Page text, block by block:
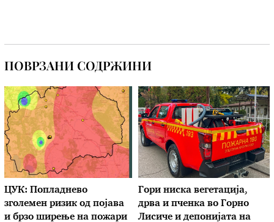
ПОВРЗАНИ СОДРЖИНИ
ЦУК: Попладнево
зголемен ризик од појава
и брзо ширење на пожари
Гори ниска вегетација,
дрва и пченка во Горно
Лисиче и депонијата на